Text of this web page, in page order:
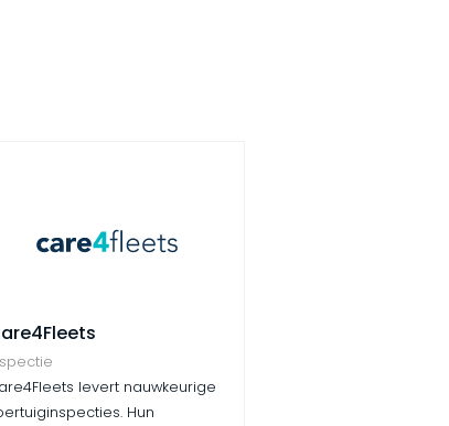
levert nauwkeurige
Hun